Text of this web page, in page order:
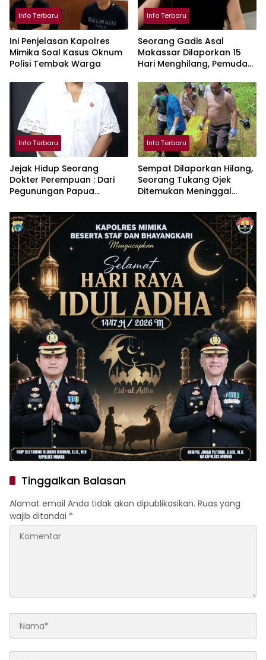
Info Terbaru
Ini Penjelasan Kapolres
Mimika Soal Kasus Oknum
Polisi Tembak Warga
Info Terbaru
Seorang Gadis Asal
Makassar Dilaporkan 15
Hari Menghilang, Pemuda
Atensi Khusus
Info Terbaru
Jejak Hidup Seorang
Dokter Perempuan : Dari
Pegunungan Papua
Malaria
Info Terbaru
Sempat Dilaporkan Hilang,
Seorang Tukang Ojek
Ditemukan Meninggal
Kum di Timika
Tinggalkan Balasan
Alamat email Anda tidak akan dipublikasikan. Ruas yang
wajib ditandai *